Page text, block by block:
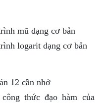
mũ dạng cơ bản
logarit dạng cơ bản
12 cần nhớ
thức đạo hàm của